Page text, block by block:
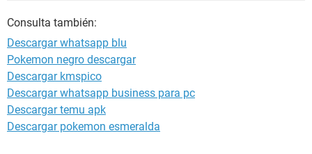
Consulta también:
Descargar whatsapp blu
Pokemon negro descargar
Descargar kmspico
Descargar whatsapp business para pc
Descargar temu apk
Descargar pokemon esmeralda